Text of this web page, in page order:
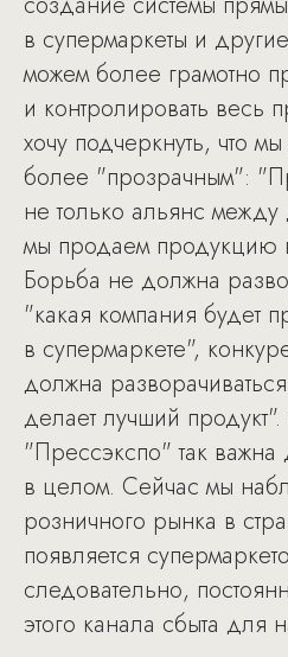
в супермаркеты и
можем более грамотно
и контролировать весь
хочу подчеркнуть, что
более "прозрачным":
не только альянс
мы продаем продукцию
Борьба не должна
"какая компания будет
в супермаркете",
должна
делает лучший
"Прессэкспо" так
в целом. Сейчас мы
розничного рынка в
появляется
следовательно,
этого канала сбыта для